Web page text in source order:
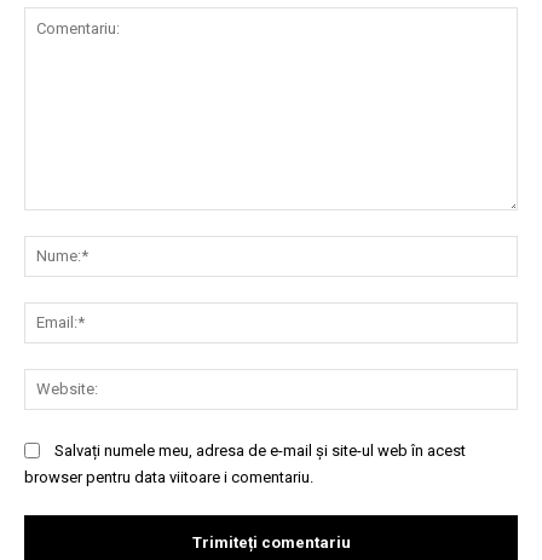
Salvați numele meu, adresa de e-mail și site-ul web în acest
browser pentru data viitoare i comentariu.